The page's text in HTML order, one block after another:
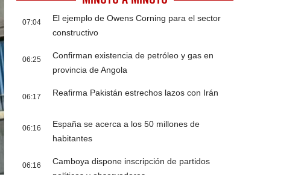
07:04
El ejemplo de Owens Corning para el sector
constructivo
06:25
Confirman existencia de petróleo y gas en
provincia de Angola
06:17 Reafirma Pakistán estrechos lazos con Irán
06:16
España se acerca a los 50 millones de
habitantes
06:16
Camboya dispone inscripción de partidos